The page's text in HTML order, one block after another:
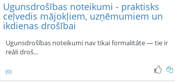
Ugunsdrošības noteikumi - praktisks
ceļvedis mājokļiem, uzņēmumiem un
ikdienas drošībai
Ugunsdrošības noteikumi nav tikai formalitāte — tie ir
reāli droš...
(0)